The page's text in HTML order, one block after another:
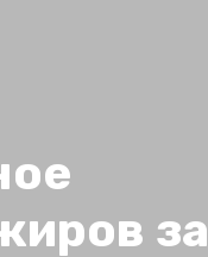
за